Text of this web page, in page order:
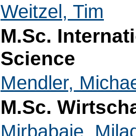
Weitzel, Tim
M.Sc.
Science
Mendler,
M.Sc.
Mirbabaie,